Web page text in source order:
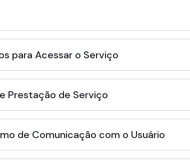
para Acessar o Serviço
Prestação de Serviço
de Comunicação com o Usuário